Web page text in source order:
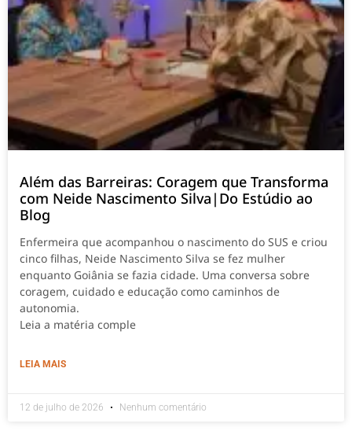
Além das Barreiras: Coragem que Transforma
com Neide Nascimento Silva|Do Estúdio ao
Blog
Enfermeira que acompanhou o nascimento do SUS e criou
cinco filhas, Neide Nascimento Silva se fez mulher
enquanto Goiânia se fazia cidade. Uma conversa sobre
coragem, cuidado e educação como caminhos de
autonomia.
Leia a matéria comple
LEIA MAIS
12 de julho de 2026 Nenhum comentário